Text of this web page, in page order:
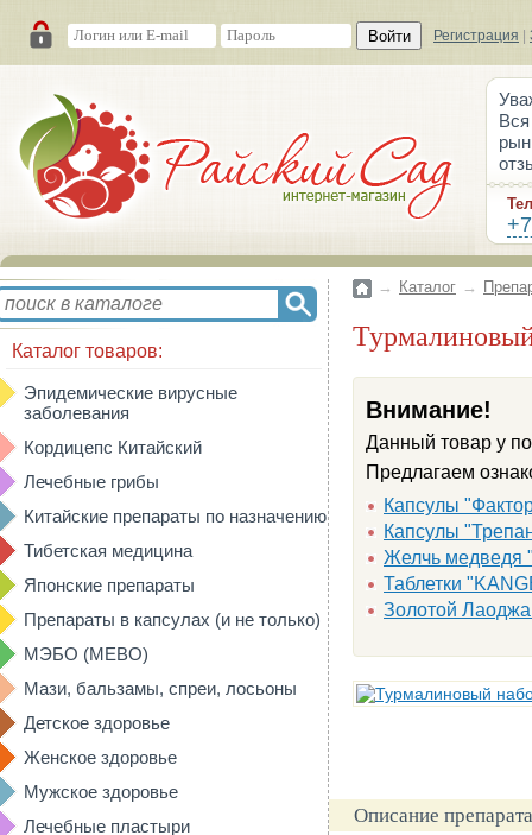
Войти Регистрация
Каталог товаров:
Эпидемические вирусные
заболевания
Кордицепс Китайский
Лечебные грибы
Китайские препараты по назначению
Тибетская медицина
Японские препараты
Препараты в капсулах (и не только)
МЭБО (MEBO)
Мази, бальзамы, спреи, лосьоны
Детское здоровье
Женское здоровье
Мужское здоровье
Лечебные пластыри
→ Каталог →
Внимание!
Данный товар у
Предлагаем
Капсулы
Капсулы
Желчь медведя
Таблетки
Золотой
Описание